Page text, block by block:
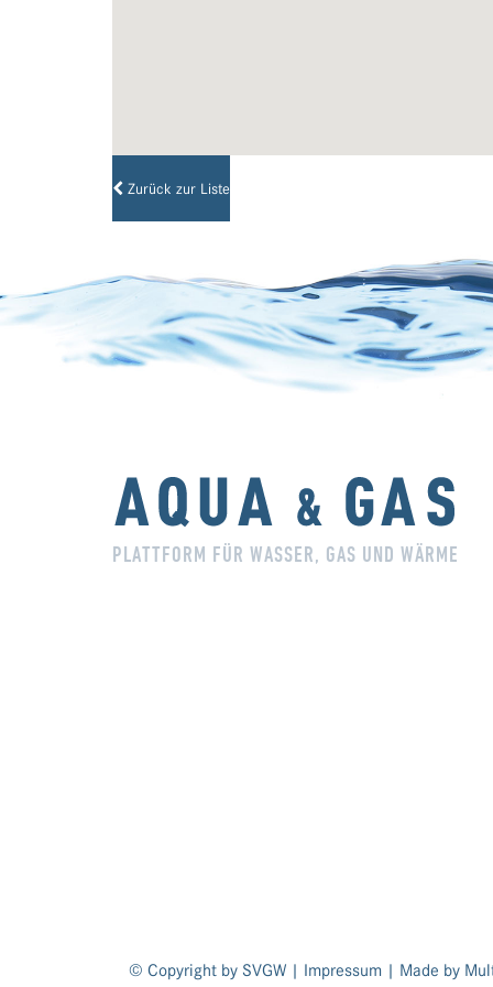
Zurück zur Liste
PLATTFORM FÜR WASSER, GAS UND WÄRME
© Copyright by SVGW | Impressum | Made by